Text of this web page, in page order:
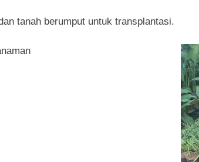
tanah berumput untuk transplantasi.